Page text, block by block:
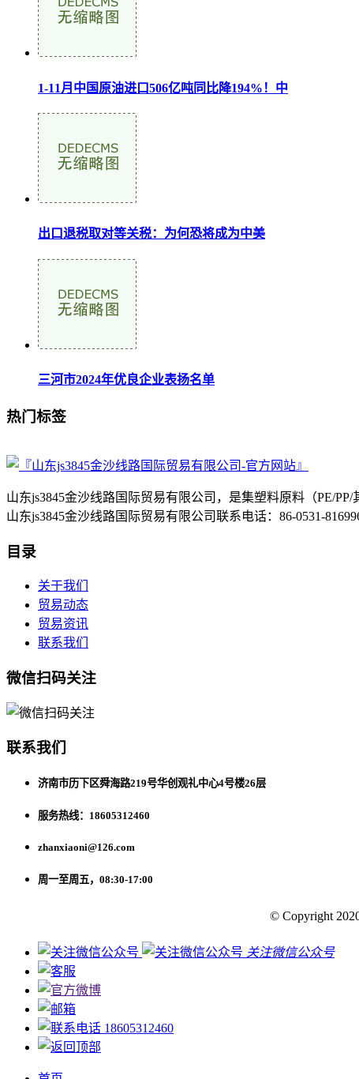
1-11月中国原油进口506亿吨同比降194%！中
出口退税取对等关税：为何恐将成为中美
三河市2024年优良企业表扬名单
热门标签
山东js3845金沙线路国际贸易有限公司，是集塑料原料（PE/
山东js3845金沙线路国际贸易有限公司联系电话：86-0531-
目录
关于我们
贸易动态
贸易资讯
联系我们
微信扫码关注
联系我们
济南市历下区舜海路219号华创观礼中心4号楼26层
服务热线：18605312460
zhanxiaoni@126.com
周一至周五，08:30-17:00
© Copyright
关注微信公众号
18605312460